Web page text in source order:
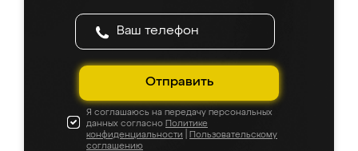
Отправить
Я соглашаюсь на передачу персональных
данных согласно Политике
конфиденциальности
Пользовательскому
соглашению